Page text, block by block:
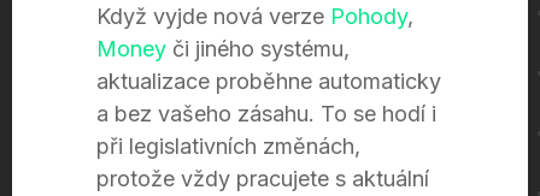
Když vyjde nová verze Pohody,
Money či jiného systému,
aktualizace proběhne automaticky
a bez vašeho zásahu. To se hodí i
při legislativních změnách,
protože vždy pracujete s aktuální